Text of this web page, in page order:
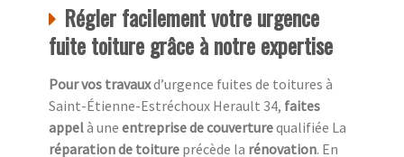
Régler facilement votre urgence
fuite toiture grâce à notre expertise
Pour vos travauxd’urgence fuites de toitures à
Saint-Étienne-Estréchoux Herault 34, faites
appelà une entreprise de couverturequalifiée La
réparation de toiture précède la rénovation. En